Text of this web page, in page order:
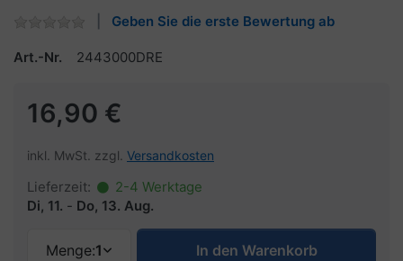
Geben Sie die erste Bewertung ab
Art.-Nr. 2443000DRE
16,90 €
inkl. MwSt. zzgl. Versandkosten
Lieferzeit:
2-4 Werktage
Di, 11. - Do, 13. Aug.
Menge:1 In den Warenkorb